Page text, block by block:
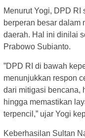
​Menurut Yogi, DPD RI
berperan besar dalam
daerah. Hal ini dinilai
Prabowo Subianto.
​”DPD RI di bawah
menunjukkan respon
dari mitigasi bencana,
hingga memastikan
terpencil,” ujar Yogi
Keberhasilan Sultan